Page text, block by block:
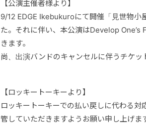
【公演主催者様より】
9/12 EDGE Ikebukuroにて開催「見世物小
た。それに伴い、本公演はDevelop
きます。
尚、出演バンドのキャンセルに伴うチケッ
【ロッキートーキーより】
ロッキートーキーでの払い戻しに代わる
管していただきますようお願い申し上げま